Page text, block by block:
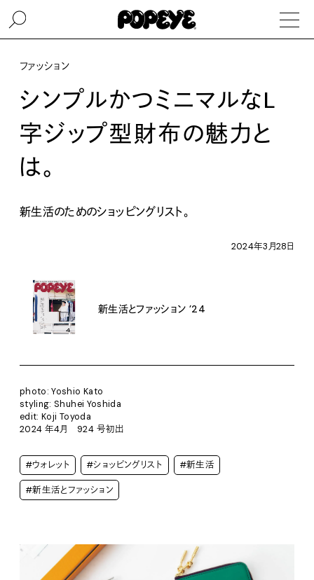
ファッション
シンプルかつミニマルなL
字ジップ型財布の魅力と
は。
新生活のためのショッピングリスト。
2024年3月28日
新生活とファッション ’24
photo: Yoshio Kato
styling: Shuhei Yoshida
edit: Koji Toyoda
2024 年4月 924 号初出
#ウォレット #ショッピングリスト #新生活
#新生活とファッション